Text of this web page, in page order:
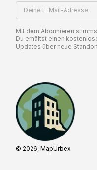
© 2026, MapUrbex
Deine E-Mail-Adresse
Mit dem Abonnieren
Du erhältst einen
Updates über neue